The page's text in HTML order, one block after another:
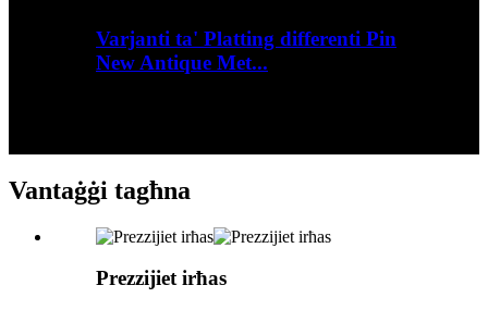
Varjanti ta' Platting differenti Pin
New Antique Met...
Vantaġġi tagħna
Prezzijiet irħas